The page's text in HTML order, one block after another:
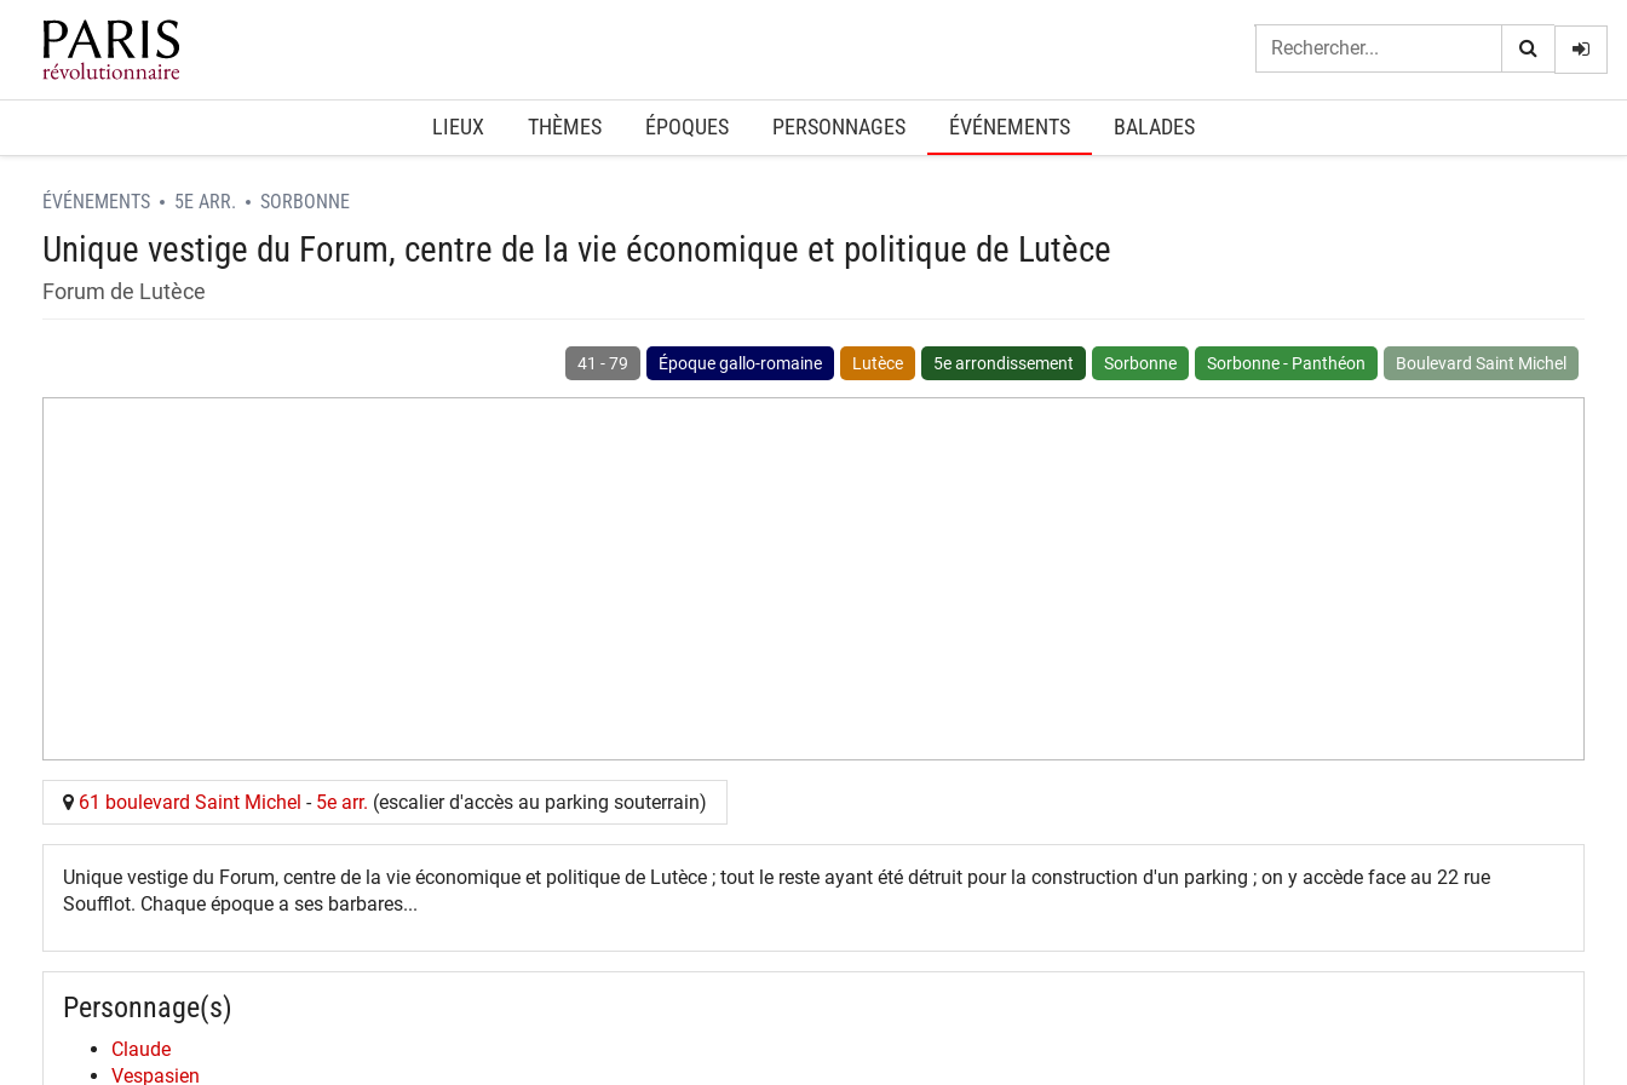
Home
LIEUX THÈMES ÉPOQUES PERSONNAGES ÉVÉNEMENTS BALADES
ÉVÉNEMENTS 5E ARR. SORBONNE
Unique vestige du Forum, centre de la vie économique et politique de Lutèce
Forum de Lutèce
41 -79 Époque gallo-romaine Lutèce 5e arrondissement Sorbonne Sorbonne - Panthéon Boulevard Saint Michel
61 boulevard Saint Michel - 5e arr. (escalier d'accès au parking souterrain)
Unique vestige du Forum, centre de la vie économique et politique de Lutèce ; tout le reste ayant été détruit pour la construction d'un parking ; on y accède face au 22 rue
Soufflot. Chaque époque a ses barbares...
Personnage(s)
Claude
Vespasien